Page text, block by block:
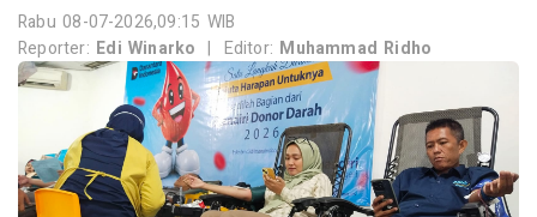
Rabu 08-07-2026,09:15 WIB
Reporter: Edi Winarko | Editor: Muhammad Ridho